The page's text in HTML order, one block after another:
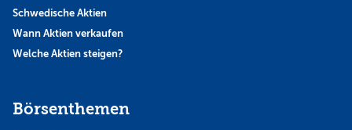
Schwedische Aktien
Wann Aktien verkaufen
Welche Aktien steigen?
Börsenthemen